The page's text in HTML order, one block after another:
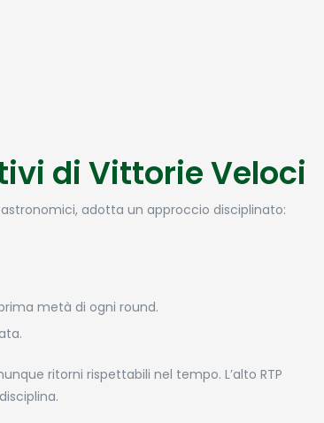
di Vittorie Veloci
adotta un approccio disciplinato:
metà di ogni round.
ritorni rispettabili nel tempo. L’alto RTP